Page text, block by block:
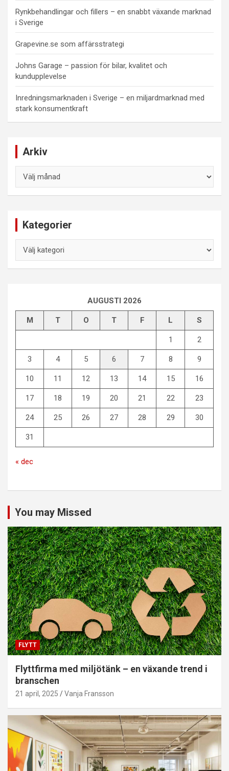
Rynkbehandlingar och fillers – en snabbt växande marknad
i Sverige
Grapevine.se som affärsstrategi
Johns Garage – passion för bilar, kvalitet och
kundupplevelse
Inredningsmarknaden i Sverige – en miljardmarknad med
stark konsumentkraft
Arkiv
Kategorier
AUGUSTI 2026
M T O T F L S
1 2
3 4 5 6 7 8 9
10 11 12 13 14 15 16
17 18 19 20 21 22 23
24 25 26 27 28 29 30
31
« dec
You may Missed
FLYTT
Flyttfirma med miljötänk – en växande trend i
branschen
21 april, 2025 Vanja Fransson